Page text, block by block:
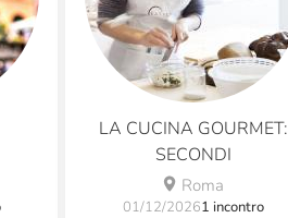
LA CUCINA GOURMET:
SECONDI
Roma
01/12/20261 incontro